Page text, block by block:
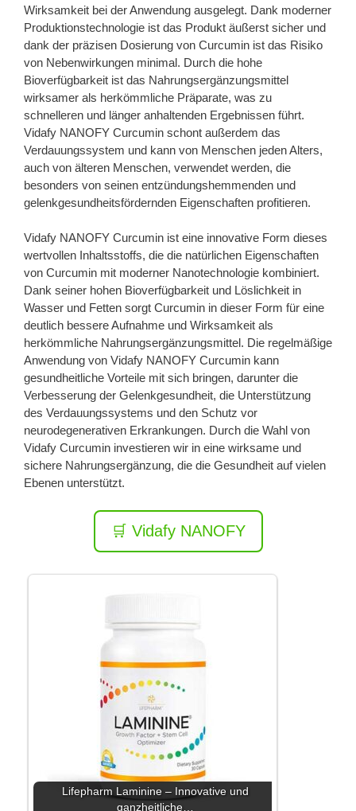
Wirksamkeit bei der Anwendung ausgelegt. Dank moderner
Produktionstechnologie ist das Produkt äußerst sicher und
dank der präzisen Dosierung von Curcumin ist das Risiko
von Nebenwirkungen minimal. Durch die hohe
Bioverfügbarkeit ist das Nahrungsergänzungsmittel
wirksamer als herkömmliche Präparate, was zu
schnelleren und länger anhaltenden Ergebnissen führt.
Vidafy NANOFY Curcumin schont außerdem das
Verdauungssystem und kann von Menschen jeden Alters,
auch von älteren Menschen, verwendet werden, die
besonders von seinen entzündungshemmenden und
gelenkgesundheitsfördernden Eigenschaften profitieren.
Vidafy NANOFY Curcumin ist eine innovative Form dieses
wertvollen Inhaltsstoffs, die die natürlichen Eigenschaften
von Curcumin mit moderner Nanotechnologie kombiniert.
Dank seiner hohen Bioverfügbarkeit und Löslichkeit in
Wasser und Fetten sorgt Curcumin in dieser Form für eine
deutlich bessere Aufnahme und Wirksamkeit als
herkömmliche Nahrungsergänzungsmittel. Die regelmäßige
Anwendung von Vidafy NANOFY Curcumin kann
gesundheitliche Vorteile mit sich bringen, darunter die
Verbesserung der Gelenkgesundheit, die Unterstützung
des Verdauungssystems und den Schutz vor
neurodegenerativen Erkrankungen. Durch die Wahl von
Vidafy Curcumin investieren wir in eine wirksame und
sichere Nahrungsergänzung, die die Gesundheit auf vielen
Ebenen unterstützt.
🛒 Vidafy NANOFY
Lifepharm Laminine – Innovative und
ganzheitliche…